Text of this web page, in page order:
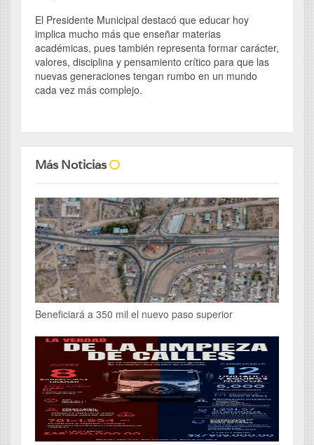
El Presidente Municipal destacó que educar hoy
implica mucho más que enseñar materias
académicas, pues también representa formar carácter,
valores, disciplina y pensamiento crítico para que las
nuevas generaciones tengan rumbo en un mundo
cada vez más complejo.
Más Noticias
Beneficiará a 350 mil el nuevo paso superior